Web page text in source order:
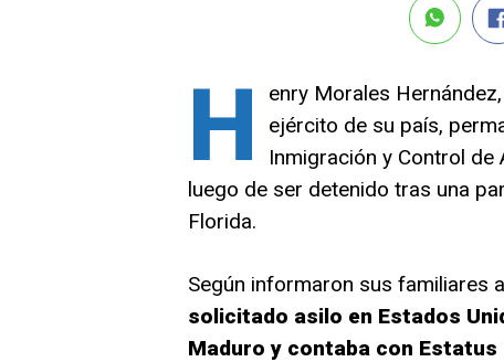
H
enry Morales
ejército de su país,
Inmigración y Control de
luego de ser detenido tras una
Florida.
Según informaron sus familiares a
solicitado asilo en Estados
Maduro y contaba con